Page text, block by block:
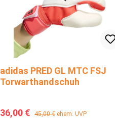
adidas PRED GL MTC FSJ
Torwarthandschuh
Verkaufspreis:
36,00 € Regulärer Preis:
45,00 € ehem. UVP